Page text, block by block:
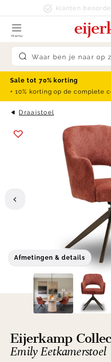
Skip to contentklanten
Submit search
menu
Sale tot 70% korting
+ 10% korting op de complete
Draaistoel
Afmetingen & details
Eijerkamp
Emily Eetkamerstoel